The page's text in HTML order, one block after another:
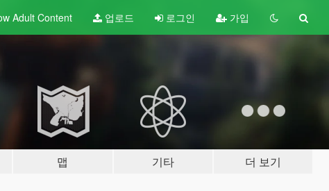
AdultContent 업로드 로그인 가입
맵 기타 더 보기